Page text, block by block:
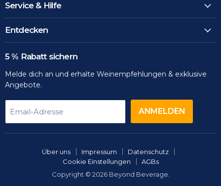
auf
Facebook
auf
Instagram
auf
LinkedIn
Email
Service & Hilfe
Entdecken
5 % Rabatt sichern
Melde dich an und erhalte Weinempfehlungen & exklusive
Angebote.
Email-Adresse ANMELDEN
Über uns Impressum
Datenschutz
Cookie Einstellungen
AGBs
Copyright © 2026 Beyond Beverage.